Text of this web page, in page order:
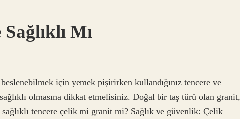
Mı
için yemek pişirirken kullandığınız tencere ve
olmasına dikkat etmelisiniz. Doğal bir taş türü olan granit,
sağlıklı tencere çelik mi granit mi? Sağlık ve güvenlik: Çelik